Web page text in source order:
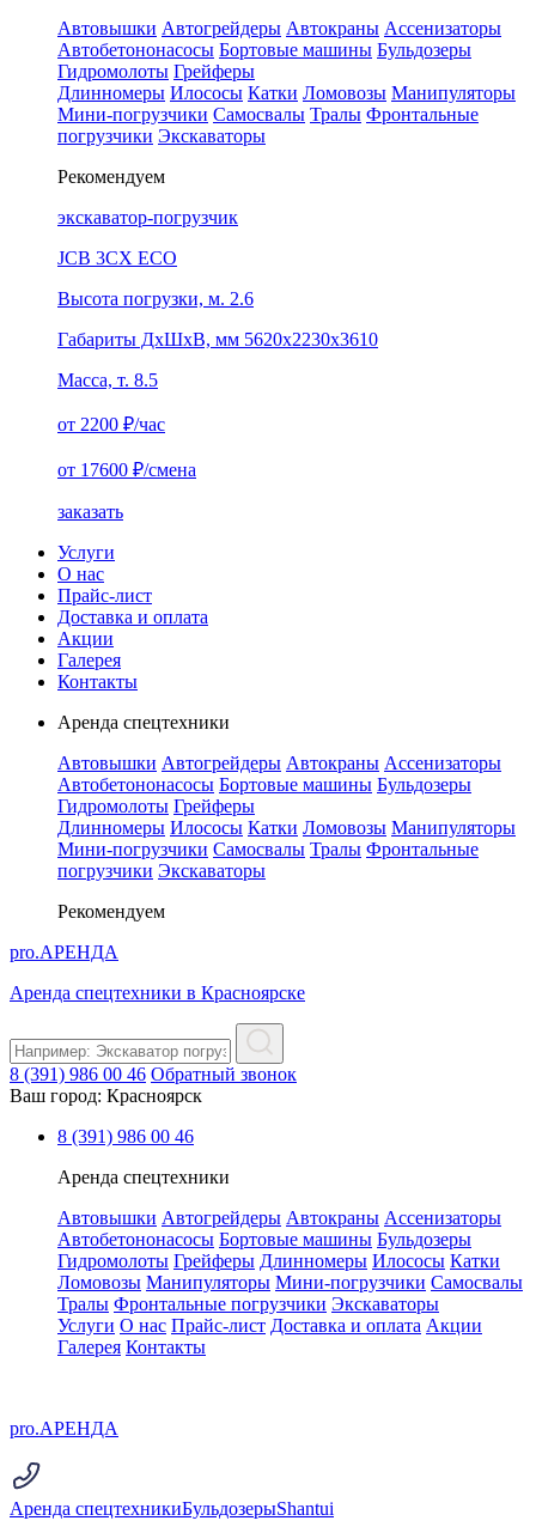
Автовышки Автогрейдеры Автокраны Ассенизаторы
Автобетононасосы Бортовые машины Бульдозеры
Гидромолоты Грейферы
Длинномеры Илососы Катки Ломовозы Манипуляторы
Мини-погрузчики Самосвалы Тралы Фронтальные
погрузчики Экскаваторы
Рекомендуем
экскаватор-погрузчик
JCB 3CX ECO
Высота погрузки, м. 2.6
Габариты ДхШхВ, мм 5620x2230x3610
Масса, т. 8.5
от 2200 ₽/час
от 17600 ₽/смена
заказать
Услуги
О нас
Прайс-лист
Доставка и оплата
Акции
Галерея
Контакты
Аренда спецтехники
Автовышки Автогрейдеры Автокраны Ассенизаторы
Автобетононасосы Бортовые машины Бульдозеры
Гидромолоты Грейферы
Длинномеры Илососы Катки Ломовозы Манипуляторы
Мини-погрузчики Самосвалы Тралы Фронтальные
погрузчики Экскаваторы
Рекомендуем
pro.АРЕНДА
Аренда спецтехники в Красноярске
8 (391) 986 00 46 Обратный звонок
Ваш город: Красноярск
8 (391) 986 00 46
Аренда спецтехники
Автовышки Автогрейдеры Автокраны Ассенизаторы
Автобетононасосы Бортовые машины Бульдозеры
Гидромолоты Грейферы Длинномеры Илососы Катки
Ломовозы Манипуляторы Мини-погрузчики Самосвалы
Тралы Фронтальные погрузчики Экскаваторы
Услуги О нас Прайс-лист Доставка и оплата Акции
Галерея Контакты
pro.АРЕНДА
Аренда спецтехникиБульдозерыShantui